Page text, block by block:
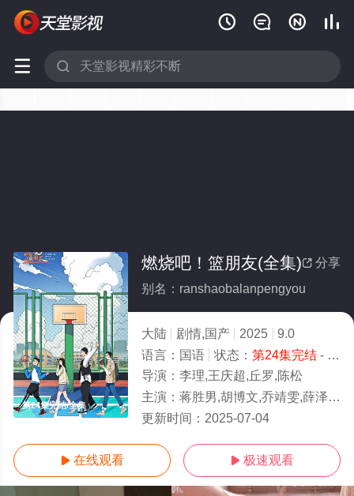
   
 
第24集完结/全集
 分享
燃烧吧！篮朋友(全集)
别名：ranshaobalanpengyou
大陆 剧情,国产 2025
9.0
语言： 国语 状态： 第24集完结- 免费在线观看
导演： 李理,王庆超,丘罗,陈松
主演： 蒋胜男,胡博文,乔靖雯,薛泽源,祁昱文,焦娜,周熙航,张啸昂,于佳川,阮凌峰
更新时间： 2025-07-04
 在线观看  极速观看